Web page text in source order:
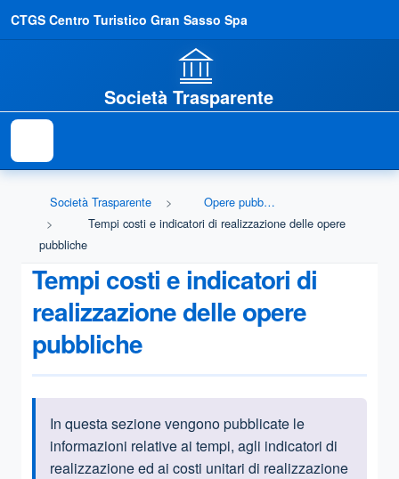
CTGS Centro Turistico Gran Sasso Spa
Società Trasparente
Società Trasparente
Opere pubbliche
Tempi costi e indicatori di realizzazione delle opere
pubbliche
Tempi costi e indicatori di
realizzazione delle opere
pubbliche
Informazioni introduttive
In questa sezione vengono pubblicate le
informazioni relative ai tempi, agli indicatori di
realizzazione ed ai costi unitari di realizzazione